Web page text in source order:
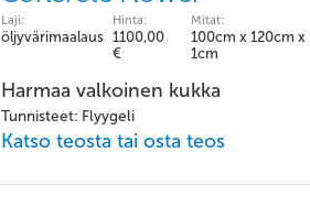
Laji:
öljyvärimaalaus
Hinta:
1100,00
€
Mitat:
100cm x 120cm x
1cm
Harmaa valkoinen kukka
Tunnisteet: Flyygeli
Katso teosta tai osta teos